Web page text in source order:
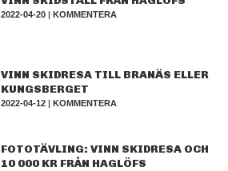
2022-04-20 |KOMMENTERA
VINN SKIDRESA TILL BRANÄS ELLER
KUNGSBERGET
2022-04-12 |KOMMENTERA
FOTOTÄVLING: VINN SKIDRESA OCH
10 000 KR FRÅN HAGLÖFS